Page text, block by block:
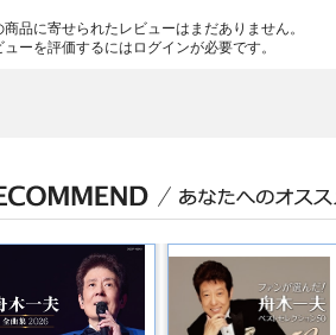
商品に寄せられたレビューはまだありません。
ューを評価するには ログインが必要です。